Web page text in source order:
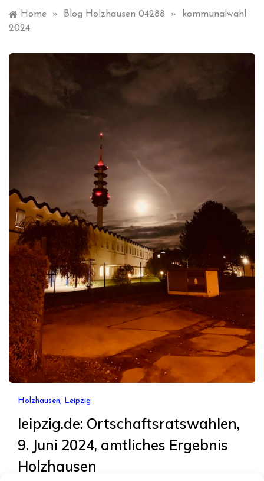
Home » Blog Holzhausen 04288 »
kommunalwahl
2024
Holzhausen, Leipzig
leipzig.de: Ortschaftsratswahlen,
9. Juni 2024, amtliches Ergebnis
Holzhausen